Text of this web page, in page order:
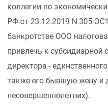
коллегии по
РФ от 23.12.2019 N 305-
банкротстве ООО
привлечь к субсидиарной
директора -
также его бывшую жену и
несовершеннолетних).